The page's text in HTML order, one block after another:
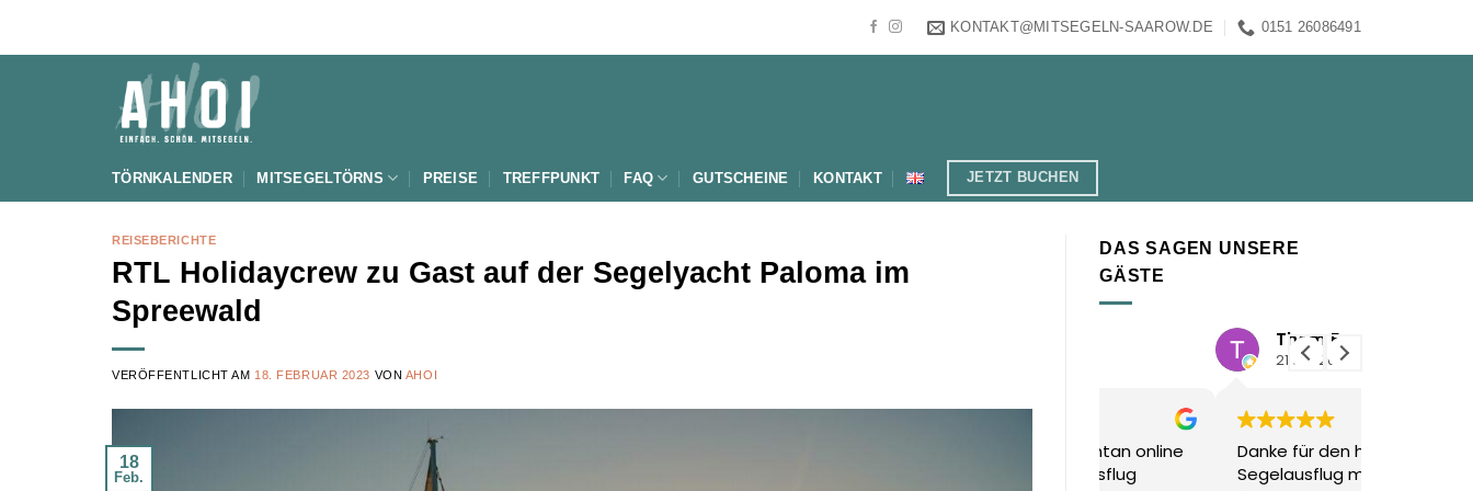
KONTAKT@MITSEGELN-SAAROW.DE 0151 26086491
TÖRNKALENDER MITSEGELTÖRNS PREISE TREFFPUNKT FAQ GUTSCHEINE KONTAKT JETZT BUCHEN
REISEBERICHTE
RTL Holidaycrew zu Gast auf der Segelyacht Paloma im
Spreewald
VERÖFFENTLICHT AM 18. FEBRUAR 2023 VON AHOI
18
Feb.
DAS SAGEN UNSERE
GÄSTE
Thom F.
21 Juli 2026
Danke für den herrlichen
Segelausflug mit euch in